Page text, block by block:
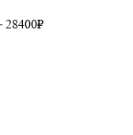
28400₽